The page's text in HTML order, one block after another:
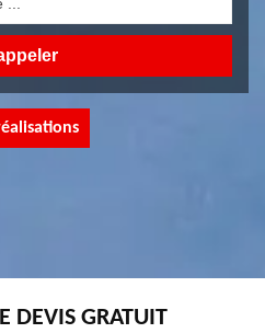
DEVIS GRATUIT